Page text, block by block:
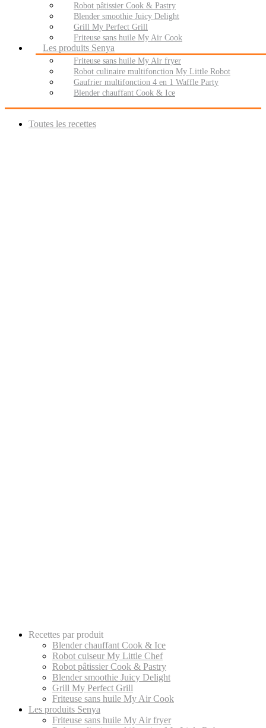
Robot pâtissier Cook & Pastry
Blender smoothie Juicy Delight
Grill My Perfect Grill
Friteuse sans huile My Air Cook
Les produits Senya
Friteuse sans huile My Air fryer
Robot culinaire multifonction My Little Robot
Gaufrier multifonction 4 en 1 Waffle Party
Blender chauffant Cook & Ice
Toutes les recettes
Recettes par produit
Blender chauffant Cook & Ice
Robot cuiseur My Little Chef
Robot pâtissier Cook & Pastry
Blender smoothie Juicy Delight
Grill My Perfect Grill
Friteuse sans huile My Air Cook
Les produits Senya
Friteuse sans huile My Air fryer